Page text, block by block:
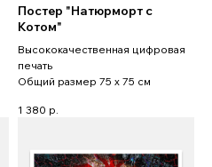
Постер "Натюрморт с
Котом"
Высококачественная цифровая
печать
Общий размер 75 x 75 см
1 380 р.